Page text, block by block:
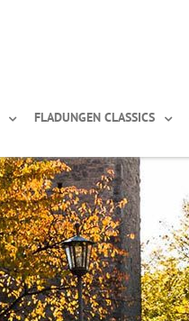
FLADUNGEN CLASSICS